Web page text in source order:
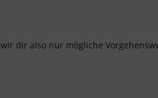
dir also nur mögliche